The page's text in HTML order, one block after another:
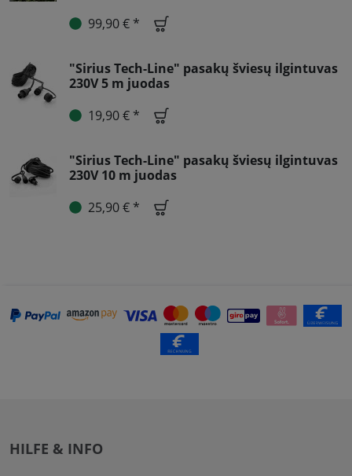
99,90 € *
"Sirius Tech-Line" pasakų šviesų ilgintuvas
230V 5 m juodas
19,90 € *
"Sirius Tech-Line" pasakų šviesų ilgintuvas
230V 10 m juodas
25,90 € *
HILFE & INFO